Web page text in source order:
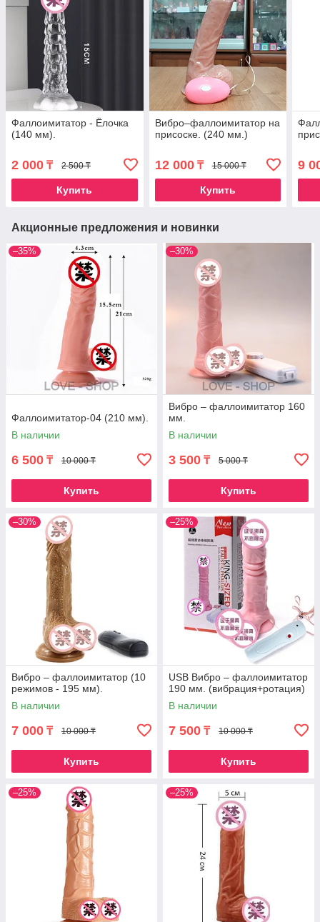
Фаллоимитатор - Ёлочка
(140 мм).
2 000 ₸ 2 500 ₸
Купить
Вибро–фаллоимитатор на
присоске. (240 мм.)
12 000₸ 15 000 ₸
Купить
9
Акционные предложения и новинки
–35%
Фаллоимитатор-04 (210 мм).
В наличии
6 500 ₸ 10 000 ₸
Купить
–30%
Вибро – фаллоимитатор 160
мм.
В наличии
3 500 ₸ 5 000 ₸
Купить
–30%
Вибро – фаллоимитатор (10
режимов - 195 мм).
В наличии
7 000 ₸ 10 000 ₸
Купить
–25%
USB Вибро – фаллоимитатор
190 мм. (вибрация+ротация)
В наличии
7 500 ₸ 10 000 ₸
Купить
–25% –25%